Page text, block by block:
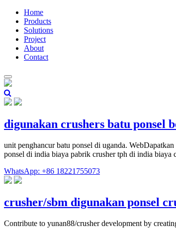
Home
Products
Solutions
Project
About
Contact
digunakan crushers batu ponsel
unit penghancur batu ponsel di uganda.
ponsel di india biaya pabrik crusher tph di india
WhatsApp: +86 18221755073
crusher/sbm digunakan ponsel
Contribute to yunan88/crusher development by